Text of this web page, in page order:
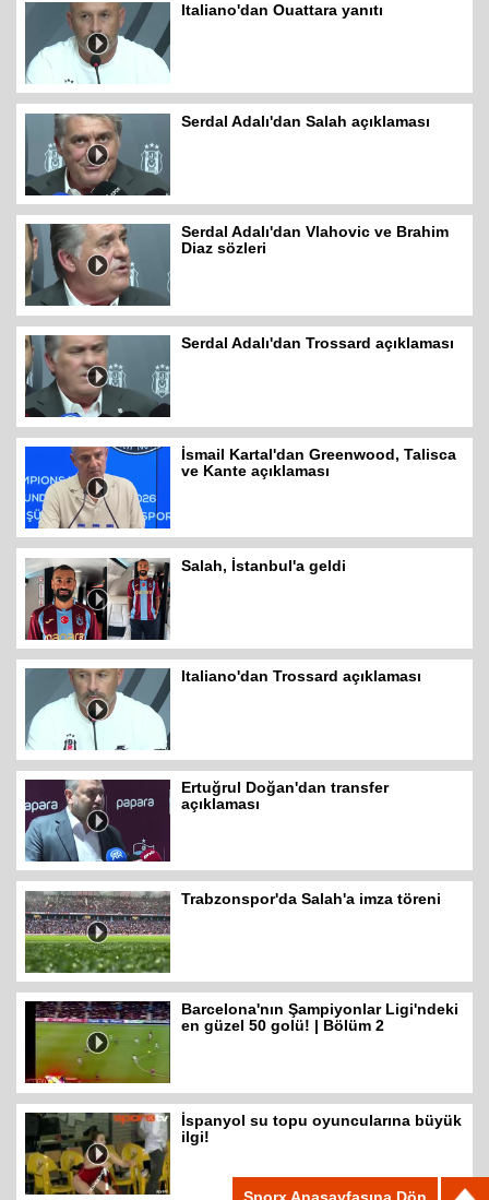
Italiano'dan Ouattara yanıtı
Serdal Adalı'dan Salah açıklaması
Serdal Adalı'dan Vlahovic ve Brahim
Diaz sözleri
Serdal Adalı'dan Trossard açıklaması
İsmail Kartal'dan Greenwood, Talisca
ve Kante açıklaması
Salah, İstanbul'a geldi
Italiano'dan Trossard açıklaması
Ertuğrul Doğan'dan transfer
açıklaması
Trabzonspor'da Salah'a imza töreni
Barcelona'nın Şampiyonlar Ligi'ndeki
en güzel 50 golü! | Bölüm 2
İspanyol su topu oyuncularına büyük
ilgi!